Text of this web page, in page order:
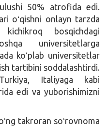
50% atrofida edi.
oʻqishni onlayn tarzda
bosqichdagi
universitetlarga
koʻplab universitetlar
tartibini soddalashtirdi.
Italiyaga kabi
edi va yuborishimizni
takroran soʻrovnoma